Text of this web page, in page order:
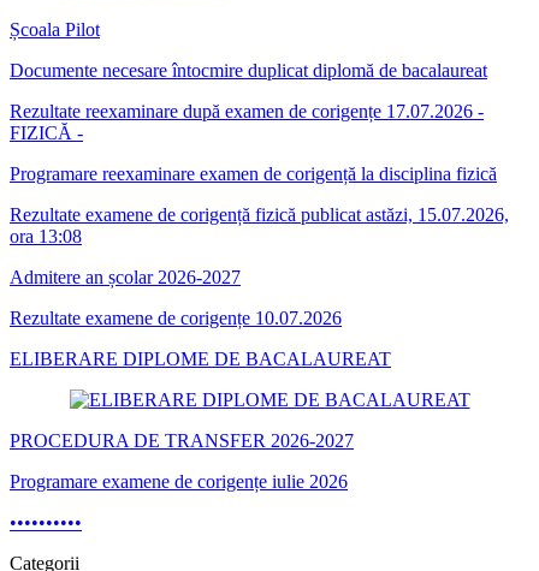
Școala Pilot
Documente necesare întocmire duplicat diplomă de bacalaureat
Rezultate reexaminare după examen de corigențe 17.07.2026 -
FIZICĂ -
Programare reexaminare examen de corigență la disciplina fizică
Rezultate examene de corigență fizică publicat astăzi, 15.07.2026,
ora 13:08
Admitere an școlar 2026-2027
Rezultate examene de corigențe 10.07.2026
ELIBERARE DIPLOME DE BACALAUREAT
PROCEDURA DE TRANSFER 2026-2027
Programare examene de corigențe iulie 2026
••••••••••
Categorii